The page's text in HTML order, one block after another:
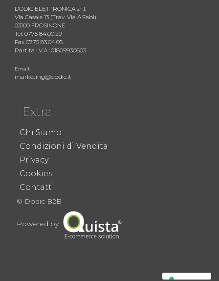
DODIC ELETTRONICA s.r.l.
Via Casale 13 (Trav. Via A.Fabi)
03100 FROSINONE
Tel. 0775 84.00.29
Fax 0775 83.04.05
Partita I.V.A.: 01809930603
Email:
marketing@dodic.it
Extra
Chi Siamo
Condizioni di Vendita
Privacy
Cookies
Contatti
© Dodic B2B
Powered by